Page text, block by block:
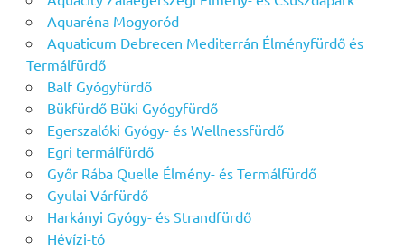
Aquaréna Mogyoród
Aquaticum Debrecen Mediterrán Élményfürdő és
Termálfürdő
Balf Gyógyfürdő
Bükfürdő Büki Gyógyfürdő
Egerszalóki Gyógy- és Wellnessfürdő
Egri termálfürdő
Győr Rába Quelle Élmény- és Termálfürdő
Gyulai Várfürdő
Harkányi Gyógy- és Strandfürdő
Hévízi-tó